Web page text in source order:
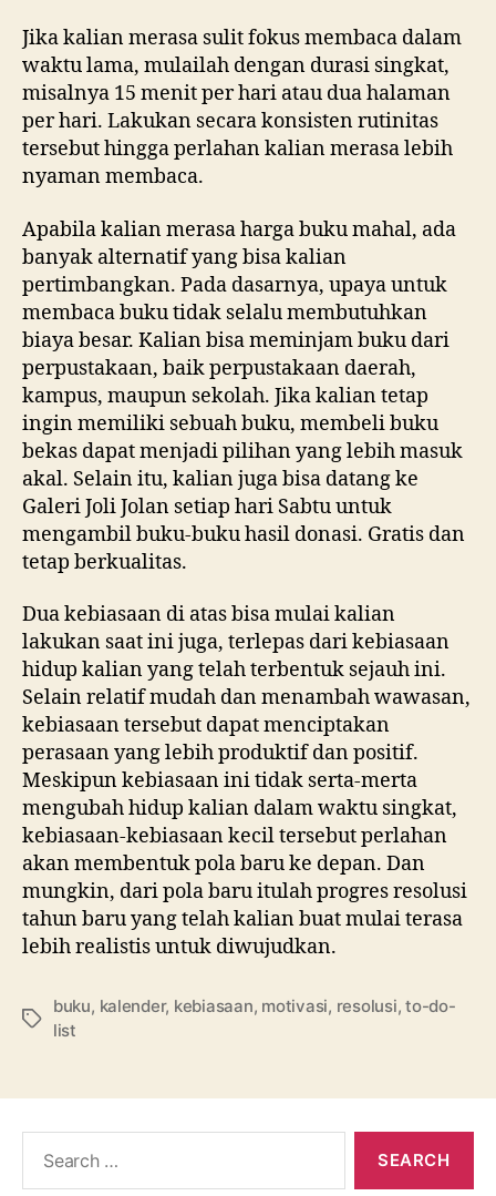
Jika kalian merasa sulit fokus membaca dalam
waktu lama, mulailah dengan durasi singkat,
misalnya 15 menit per hari atau dua halaman
per hari. Lakukan secara konsisten rutinitas
tersebut hingga perlahan kalian merasa lebih
nyaman membaca.
Apabila kalian merasa harga buku mahal, ada
banyak alternatif yang bisa kalian
pertimbangkan. Pada dasarnya, upaya untuk
membaca buku tidak selalu membutuhkan
biaya besar. Kalian bisa meminjam buku dari
perpustakaan, baik perpustakaan daerah,
kampus, maupun sekolah. Jika kalian tetap
ingin memiliki sebuah buku, membeli buku
bekas dapat menjadi pilihan yang lebih masuk
akal. Selain itu, kalian juga bisa datang ke
Galeri Joli Jolan setiap hari Sabtu untuk
mengambil buku-buku hasil donasi. Gratis dan
tetap berkualitas.
Dua kebiasaan di atas bisa mulai kalian
lakukan saat ini juga, terlepas dari kebiasaan
hidup kalian yang telah terbentuk sejauh ini.
Selain relatif mudah dan menambah wawasan,
kebiasaan tersebut dapat menciptakan
perasaan yang lebih produktif dan positif.
Meskipun kebiasaan ini tidak serta-merta
mengubah hidup kalian dalam waktu singkat,
kebiasaan-kebiasaan kecil tersebut perlahan
akan membentuk pola baru ke depan. Dan
mungkin, dari pola baru itulah progres resolusi
tahun baru yang telah kalian buat mulai terasa
lebih realistis untuk diwujudkan.
Tags
buku, kalender, kebiasaan, motivasi, resolusi,to-do-
list